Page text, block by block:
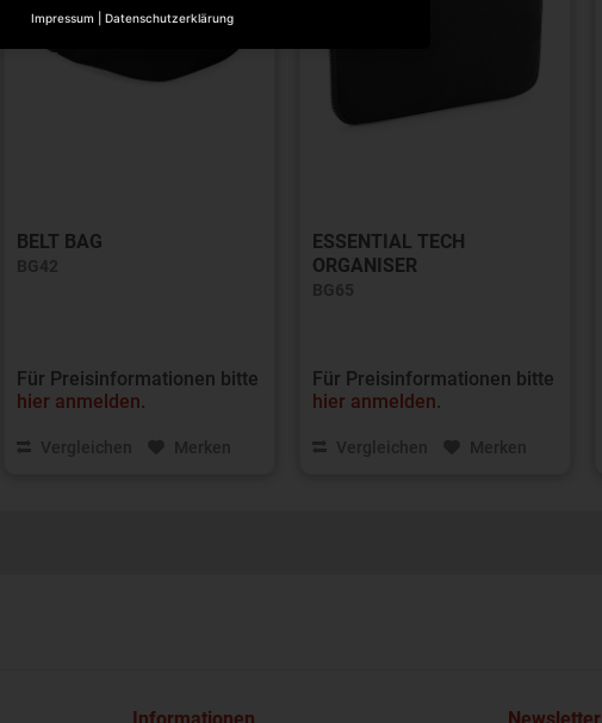
BELT BAG
BG42
Für Preisinformationen bitte
hier anmelden.
Vergleichen Merken
ESSENTIAL TECH
ORGANISER
BG65
Für Preisinformationen bitte
hier anmelden.
Vergleichen Merken
Informationen Newsletter
Impressum Datenschutzerklärung